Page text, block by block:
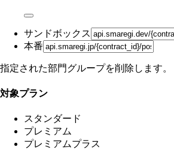
サンドボックス
本番
指定された部門グループを削除します。
対象プラン
スタンダード
プレミアム
プレミアムプラス